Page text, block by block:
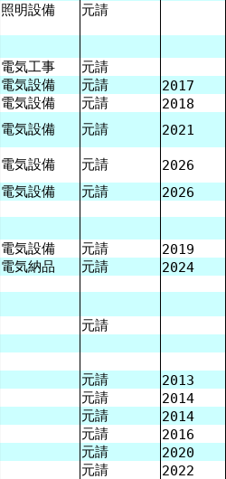
照明設備 元請
電気工事
元請
電気設備 元請 2017
電気設備 元請 2018
電気設備 元請 2021
電気設備 元請 2026
電気設備 元請 2026
電気設備 元請 2019
電気納品 元請 2024
元請
元請 2013
元請
2014
元請 2014
元請 2016
元請
2020
元請
2022